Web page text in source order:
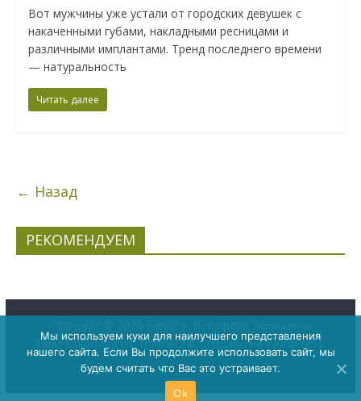
Bот мужчины уже устали от городских девушек с
накаченными губами, накладными ресницами и
различными имплантами. Тренд последнего времени
— натуральность
Читать далее
← Назад
РЕКОМЕНДУЕМ
ТемаColorMagот ThemeGrill. Создано наWordPress
Мы используем куки для наилучшего представления
нашего сайта. Если Вы продолжите использовать сайт, мы
будем считать что Вас это устраивает.
Ok